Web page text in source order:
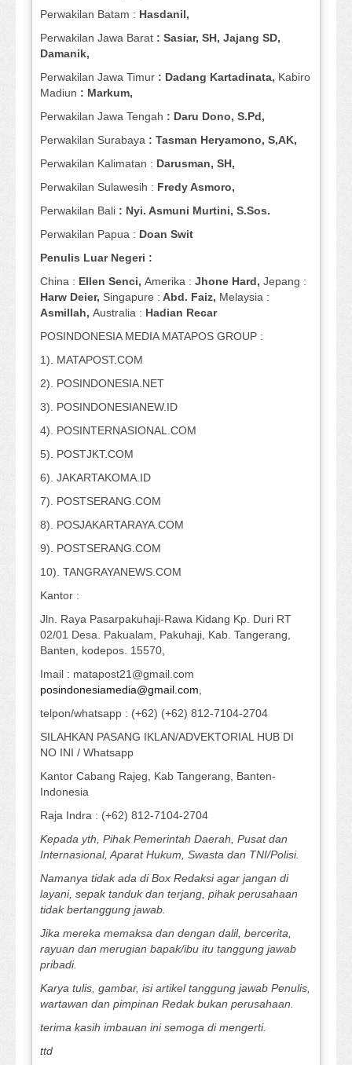
Perwakilan Batam : Hasdanil,
Perwakilan Jawa Barat : Sasiar, SH, Jajang SD,
Damanik,
Perwakilan Jawa Timur : Dadang Kartadinata, Kabiro
Madiun : Markum,
Perwakilan Jawa Tengah : Daru Dono, S.Pd,
Perwakilan Surabaya : Tasman Heryamono, S,AK,
Perwakilan Kalimatan : Darusman, SH,
Perwakilan Sulawesih : Fredy Asmoro,
Perwakilan Bali : Nyi. Asmuni Murtini, S.Sos.
Perwakilan Papua : Doan Swit
Penulis Luar Negeri :
China : Ellen Senci, Amerika : Jhone Hard, Jepang :
Harw Deier, Singapure : Abd. Faiz, Melaysia :
Asmillah, Australia : Hadian Recar
POSINDONESIA MEDIA MATAPOS GROUP :
1). MATAPOST.COM
2). POSINDONESIA.NET
3). POSINDONESIANEW.ID
4). POSINTERNASIONAL.COM
5). POSTJKT.COM
6). JAKARTAKOMA.ID
7). POSTSERANG.COM
8). POSJAKARTARAYA.COM
9). POSTSERANG.COM
10). TANGRAYANEWS.COM
Kantor :
Jln. Raya Pasarpakuhaji-Rawa Kidang Kp. Duri RT
02/01 Desa. Pakualam, Pakuhaji, Kab. Tangerang,
Banten, kodepos. 15570,
Imail : matapost21@gmail.com
posindonesiamedia@gmail.com,
telpon/whatsapp : (+62) (+62) 812-7104-2704
SILAHKAN PASANG IKLAN/ADVEKTORIAL HUB DI
NO INI / Whatsapp
Kantor Cabang Rajeg, Kab Tangerang, Banten-
Indonesia
Raja Indra : (+62) 812-7104-2704
Kepada yth, Pihak Pemerintah Daerah, Pusat dan
Internasional, Aparat Hukum, Swasta dan TNI/Polisi.
Namanya tidak ada di Box Redaksi agar jangan di
layani, sepak tanduk dan terjang, pihak perusahaan
tidak bertanggung jawab.
Jika mereka memaksa dan dengan dalil, bercerita,
rayuan dan merugian bapak/ibu itu tanggung jawab
pribadi.
Karya tulis, gambar, isi artikel tanggung jawab Penulis,
wartawan dan pimpinan Redak bukan perusahaan.
terima kasih imbauan ini semoga di mengerti.
ttd